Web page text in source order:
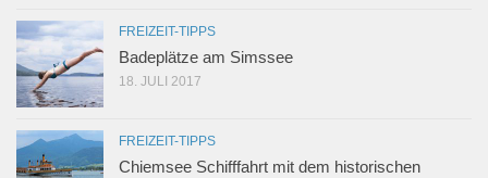
FREIZEIT-TIPPS
Badeplätze am Simssee
18. JULI 2017
FREIZEIT-TIPPS
Chiemsee Schifffahrt mit dem historischen